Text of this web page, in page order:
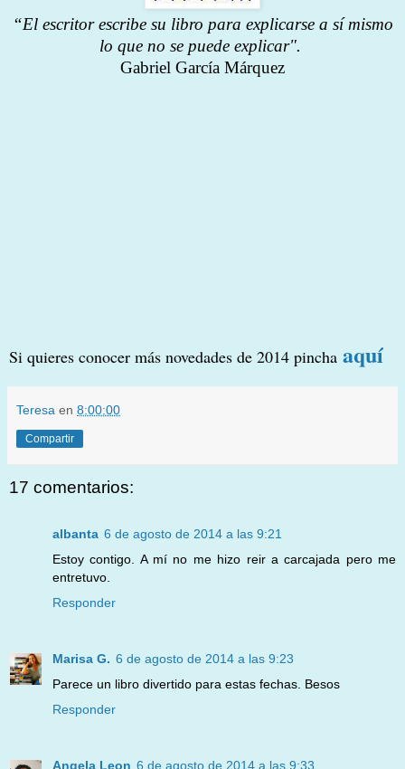
“El escritor escribe su libro para explicarse a sí mismo
lo que no se puede explicar".
Gabriel García Márquez
Si quieres conocer más novedades de 2014 pincha aquí
Teresa en 8:00:00
Compartir
17 comentarios:
albanta 6 de agosto de 2014 a las 9:21
Estoy contigo. A mí no me hizo reir a carcajada pero me
entretuvo.
Responder
Marisa G. 6 de agosto de 2014 a las 9:23
Parece un libro divertido para estas fechas. Besos
Responder
Angela Leon 6 de agosto de 2014 a las 9:33